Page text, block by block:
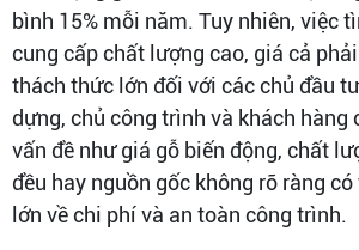
bình 15% mỗi năm. Tuy nhiên, việc
cung cấp chất lượng cao, giá cả
thách thức lớn đối với các chủ đầu
dựng, chủ công trình và khách hàng
vấn đề như giá gỗ biến động, chất
đều hay nguồn gốc không rõ ràng
lớn về chi phí và an toàn công trình.